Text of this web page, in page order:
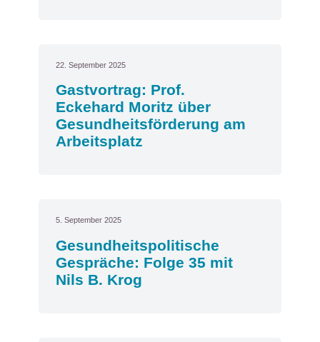
22. September 2025
Gastvortrag: Prof.
Eckehard Moritz über
Gesundheitsförderung am
Arbeitsplatz
5. September 2025
Gesundheitspolitische
Gespräche: Folge 35 mit
Nils B. Krog